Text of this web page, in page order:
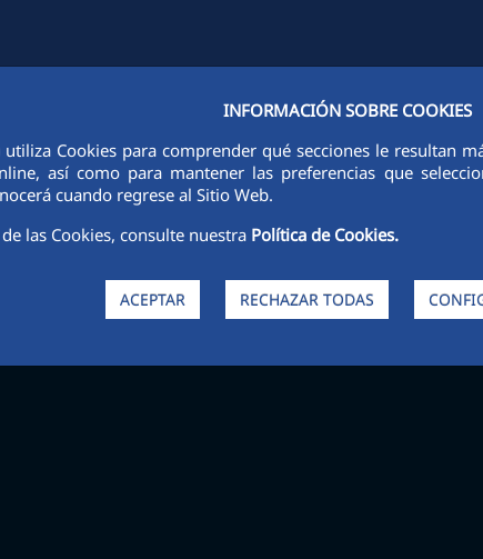
INFORMACIÓN SOBRE COOKIES
utiliza Cookies para comprender qué secciones le resultan
así como para mantener las preferencias que
cuando regrese al Sitio Web.
las Cookies, consulte nuestra Política de Cookies.
ACEPTAR RECHAZAR TODAS